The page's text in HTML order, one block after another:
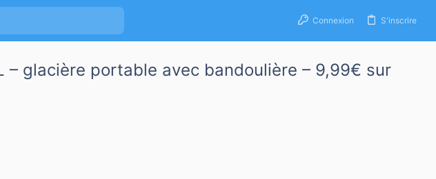
Connexion S'inscrire
– glacière portable avec bandoulière – 9,99€ sur